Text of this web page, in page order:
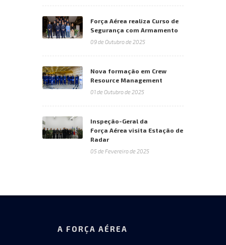
Força Aérea realiza Curso de
Segurança com Armamento
09 de Outubro de 2025
Nova formação em Crew
Resource Management
01 de Outubro de 2025
Inspeção-Geral da
Força Aérea visita Estação de
Radar
05 de Fevereiro de 2025
A FORÇA AÉREA